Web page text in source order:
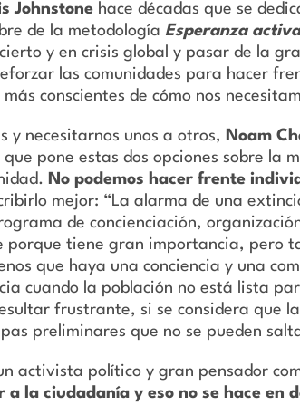
Johnstone hace décadas que se
de la metodología Esperanza
y en crisis global y pasar de la
las comunidades para hacer
conscientes de cómo nos
y necesitarnos unos a otros, Noam
pone estas dos opciones sobre la
No podemos hacer frente
mejor: “La alarma de una
de concienciación,
tiene gran importancia, pero
que haya una conciencia y una
cuando la población no está lista
frustrante, si se considera que
preliminares que no se pueden
activista político y gran pensador
a la ciudadanía y eso no se hace en